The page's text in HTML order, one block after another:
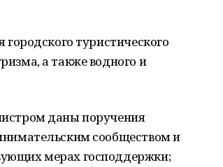
туристического
а также водного и
даны поручения
сообществом и
мерах господдержки;